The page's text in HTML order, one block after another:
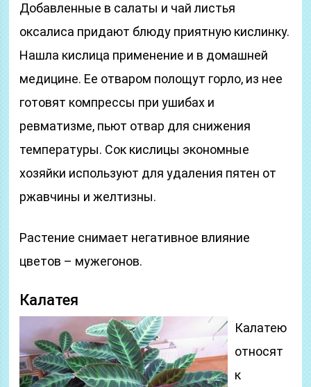
Добавленные в салаты и чай листья
оксалиса придают блюду приятную кислинку.
Нашла кислица применение и в домашней
медицине. Ее отваром полощут горло, из нее
готовят компрессы при ушибах и
ревматизме, пьют отвар для снижения
температуры. Сок кислицы экономные
хозяйки используют для удаления пятен от
ржавчины и желтизны.
Растение снимает негативное влияние
цветов – мужегонов.
Калатея
Калатею
относят
к